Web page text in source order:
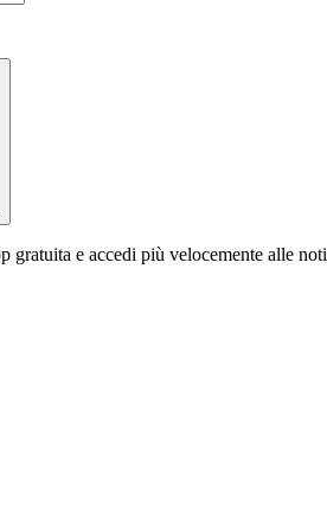
gratuita e accedi più velocemente alle